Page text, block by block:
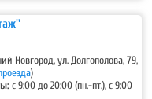
Новгород, ул. Долгополова, 79,
)
с 9:00 до 20:00 (пн.-пт.), с 9:00